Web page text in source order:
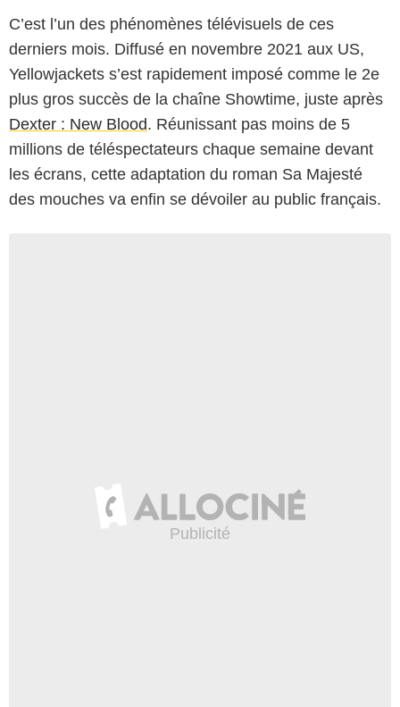
C’est l’un des phénomènes télévisuels de ces
derniers mois. Diffusé en novembre 2021 aux US,
Yellowjackets s’est rapidement imposé comme le 2e
plus gros succès de la chaîne Showtime, juste après
Dexter : New Blood. Réunissant pas moins de 5
millions de téléspectateurs chaque semaine devant
les écrans, cette adaptation du roman Sa Majesté
des mouches va enfin se dévoiler au public français.